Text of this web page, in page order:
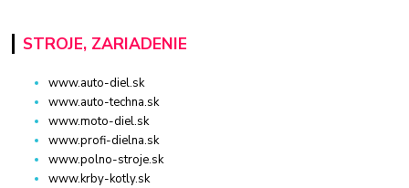
STROJE, ZARIADENIE
www.auto-diel.sk
www.auto-techna.sk
www.moto-diel.sk
www.profi-dielna.sk
www.polno-stroje.sk
www.krby-kotly.sk